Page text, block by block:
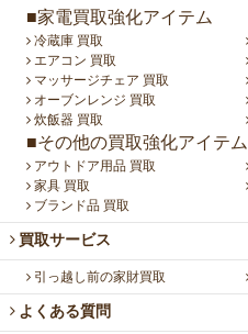
■家電買取強化アイテム
冷蔵庫 買取
エアコン 買取
マッサージチェア 買取
オーブンレンジ 買取
炊飯器 買取
■その他の買取強化アイテム
アウトドア用品 買取
家具 買取
ブランド品 買取
買取サービス
引っ越し前の家財買取
よくある質問